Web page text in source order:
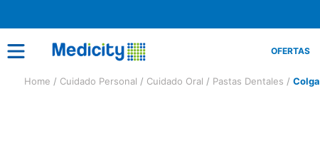
OFERTAS
Cuidado Personal Cuidado Oral Pastas Dentales